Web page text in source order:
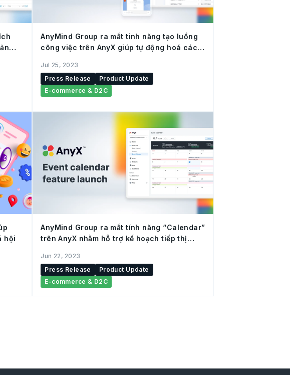
AnyMind Group ra mắt tinh năng tạo luồng
công việc trên AnyX giúp tự động hoá các
Jul 25, 2023
Press Release
Product Update
E-commerce & D2C
hội
AnyMind Group ra mắt tính năng “Calendar”
trên AnyX nhằm hỗ trợ kế hoạch tiếp thị
Jun 22, 2023
Press Release
Product Update
E-commerce & D2C